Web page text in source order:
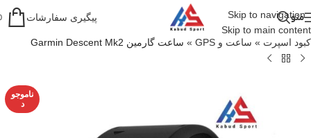
Skip to navigation
Skip to main content
منو پیگیری سفارشات
کبود اسپرت » ساعت و GPS » ساعت گارمین Garmin Descent Mk2
ناموجو
د